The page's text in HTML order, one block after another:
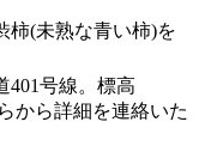
柿(未熟な青い柿)を
401号線。標高
から詳細を連絡いた